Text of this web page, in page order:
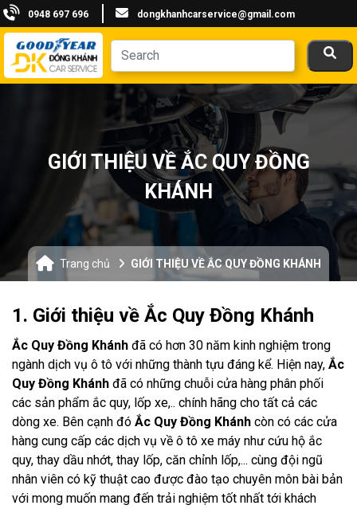
0948 697 696 dongkhanhcarservice@gmail.com
GIỚI THIỆU VỀ ẮC QUY ĐỒNG
KHÁNH
Trang chủ GIỚI THIỆU VỀ ẮC QUY ĐỒNG KHÁNH
1. Giới thiệu về Ắc Quy Đồng Khánh
Ắc Quy Đồng Khánh đã có hơn 30 năm kinh nghiệm trong
ngành dịch vụ ô tô với những thành tựu đáng kể. Hiện nay, Ắc
Quy Đồng Khánh đã có những chuỗi cửa hàng phân phối
các sản phẩm ắc quy, lốp xe,.. chính hãng cho tất cả các
dòng xe. Bên cạnh đó Ắc Quy Đồng Khánh còn có các cửa
hàng cung cấp các dịch vụ về ô tô xe máy như cứu hộ ắc
quy, thay dầu nhớt, thay lốp, căn chỉnh lốp,... cùng đội ngũ
nhân viên có kỹ thuật cao được đào tạo chuyên môn bài bản
với mong muốn mang đến trải nghiệm tốt nhất tới khách